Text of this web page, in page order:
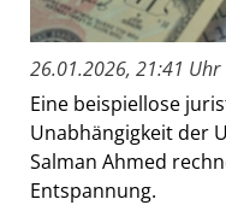
26.01.2026, 21:41 Uhr
Eine beispiellose
Unabhängigkeit der
Salman Ahmed
Entspannung.